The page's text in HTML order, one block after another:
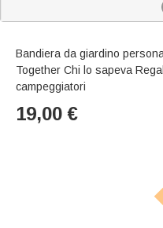
Bandiera da giardino
Together Chi lo sapeva
campeggiatori
19,00 €